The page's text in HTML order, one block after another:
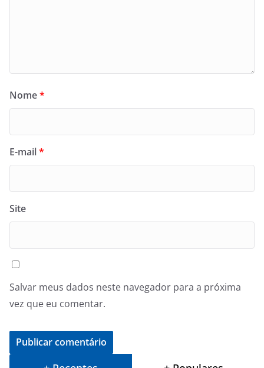
Nome*
E-mail*
Site
Salvar meus dados neste navegador para a próxima
vez que eu comentar.